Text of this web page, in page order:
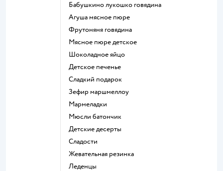
бабушкино лукошко говядина
агуша мясное пюре
фрутоняня говядина
мясное пюре детское
шоколадное яйцо
детское печенье
сладкий подарок
зефир маршмеллоу
мармеладки
мюсли батончик
детские десерты
сладости
жевательная резинка
леденцы